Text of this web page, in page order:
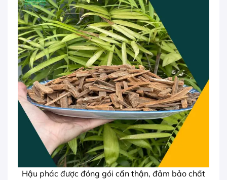
Hậu phác được đóng gói cẩn thận, đảm bảo chất